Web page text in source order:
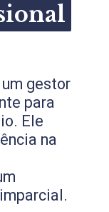
gestor
para
Ele
na